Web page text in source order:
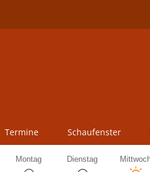
Termine Schaufenster